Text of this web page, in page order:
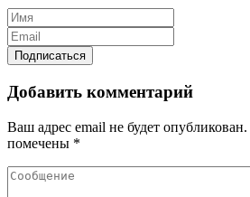
Добавить комментарий
Ваш адрес email не будет опубликован.
помечены *